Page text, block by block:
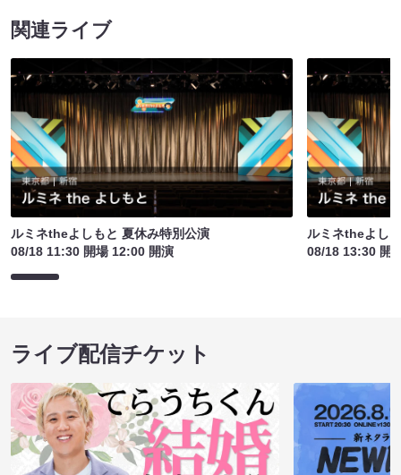
関連ライブ
ルミネtheよしもと 夏休み特別公演
08/18 11:30 開場 12:00 開演
ルミネtheよし
08/18 13:30 開
ライブ配信チケット